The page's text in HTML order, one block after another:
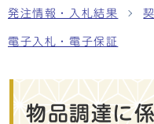
発注情報・入札結果
電子入札・電子保証
物品調達に